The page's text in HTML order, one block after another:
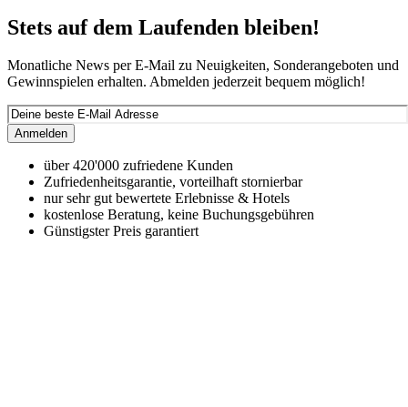
Stets auf dem Laufenden bleiben!
Monatliche News per E-Mail zu Neuigkeiten, Sonderangeboten und
Gewinnspielen erhalten. Abmelden jederzeit bequem möglich!
Anmelden
über 420'000 zufriedene Kunden
Zufriedenheitsgarantie, vorteilhaft stornierbar
nur sehr gut bewertete Erlebnisse & Hotels
kostenlose Beratung, keine Buchungsgebühren
Günstigster Preis garantiert